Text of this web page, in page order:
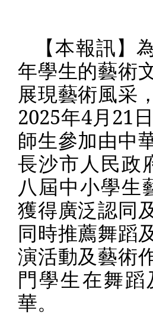
【本報訊】
年學生的藝術
展現藝術風采
2025年4月 21
師生參加由中
長沙市人民政
八屆中小學生
獲得廣泛認同
同時推薦舞蹈
演活動及藝術
門學生在舞
華。